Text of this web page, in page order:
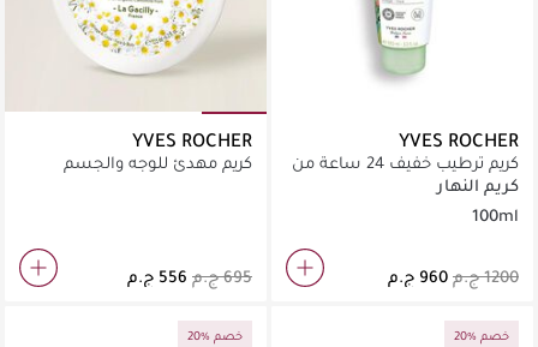
YVES ROCHER
كريم ترطيب خفيف 24 ساعة من
فاميلي بيو في أنبوب
كريم النهار
100ml
YVES ROCHER
كريم مهدئ للوجه والجسم
20% خصم 20% خصم